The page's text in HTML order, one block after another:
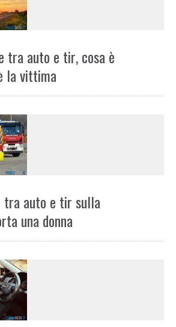
tra auto e tir, cosa è
la vittima
tra auto e tir sulla
una donna